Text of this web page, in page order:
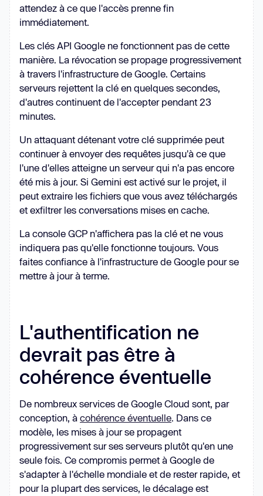
attendez à ce que l'accès prenne fin
immédiatement.
Les clés API Google ne fonctionnent pas de cette
manière. La révocation se propage progressivement
à travers l'infrastructure de Google. Certains
serveurs rejettent la clé en quelques secondes,
d'autres continuent de l'accepter pendant 23
minutes.
Un attaquant détenant votre clé supprimée peut
continuer à envoyer des requêtes jusqu'à ce que
l'une d'elles atteigne un serveur qui n'a pas encore
été mis à jour. Si Gemini est activé sur le projet, il
peut extraire les fichiers que vous avez téléchargés
et exfiltrer les conversations mises en cache.
La console GCP n'affichera pas la clé et ne vous
indiquera pas qu'elle fonctionne toujours. Vous
faites confiance à l'infrastructure de Google pour se
mettre à jour à terme.
L'authentification ne
devrait pas être à
cohérence éventuelle
De nombreux services de Google Cloud sont, par
conception, à cohérence éventuelle. Dans ce
modèle, les mises à jour se propagent
progressivement sur ses serveurs plutôt qu'en une
seule fois. Ce compromis permet à Google de
s'adapter à l'échelle mondiale et de rester rapide, et
pour la plupart des services, le décalage est